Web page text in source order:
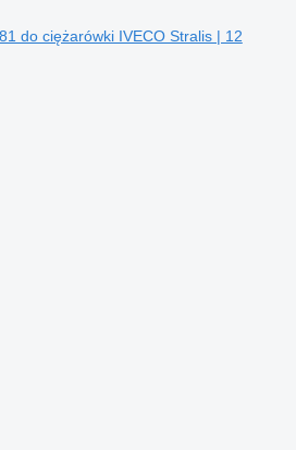
do ciężarówki IVECO Stralis | 12